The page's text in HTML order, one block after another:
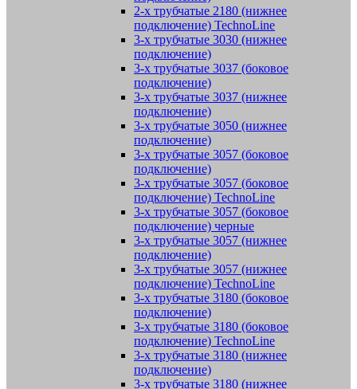
2-х трубчатые 2180 (нижнее
подключение) TechnoLine
3-х трубчатые 3030 (нижнее
подключение)
3-х трубчатые 3037 (боковое
подключение)
3-х трубчатые 3037 (нижнее
подключение)
3-х трубчатые 3050 (нижнее
подключение)
3-х трубчатые 3057 (боковое
подключение)
3-х трубчатые 3057 (боковое
подключение) TechnoLine
3-х трубчатые 3057 (боковое
подключение) черные
3-х трубчатые 3057 (нижнее
подключение)
3-х трубчатые 3057 (нижнее
подключение) TechnoLine
3-х трубчатые 3180 (боковое
подключение)
3-х трубчатые 3180 (боковое
подключение) TechnoLine
3-х трубчатые 3180 (нижнее
подключение)
3-х трубчатые 3180 (нижнее